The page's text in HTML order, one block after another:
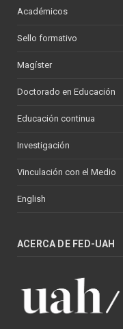
Académicos
Sello formativo
Magíster
Doctorado en Educación
Educación continua
Investigación
Vinculación con el Medio
English
ACERCA DE FED-UAH